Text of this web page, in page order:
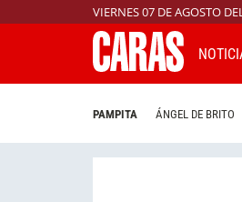
VIERNES 07 DE AGOSTO
PAMPITA ÁNGEL DE BRITO